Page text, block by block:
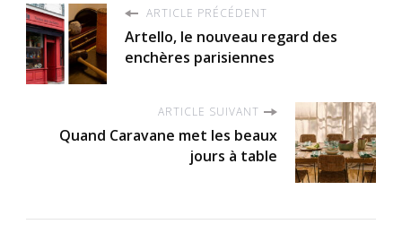
ARTICLE PRÉCÉDENT
Artello, le nouveau regard des
enchères parisiennes
ARTICLE SUIVANT
Quand Caravane met les beaux
jours à table